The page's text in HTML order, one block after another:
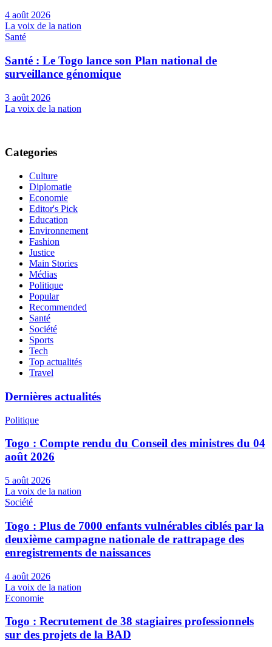
4 août 2026
La voix de la nation
Santé
Santé : Le Togo lance son Plan national de
surveillance génomique
3 août 2026
La voix de la nation
Categories
Culture
Diplomatie
Economie
Editor's Pick
Education
Environnement
Fashion
Justice
Main Stories
Médias
Politique
Popular
Recommended
Santé
Société
Sports
Tech
Top actualités
Travel
Dernières actualités
Politique
Togo : Compte rendu du Conseil des ministres du 04
août 2026
5 août 2026
La voix de la nation
Société
Togo : Plus de 7000 enfants vulnérables ciblés par la
deuxième campagne nationale de rattrapage des
enregistrements de naissances
4 août 2026
La voix de la nation
Economie
Togo : Recrutement de 38 stagiaires professionnels
sur des projets de la BAD